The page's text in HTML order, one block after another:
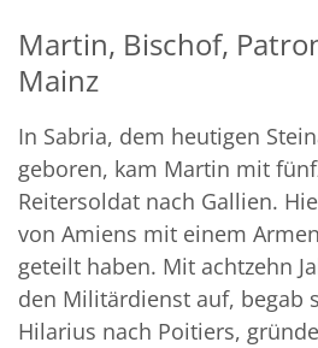
Martin, Bischof,
Mainz
In Sabria, dem heutigen
geboren, kam Martin mit
Reitersoldat nach Gallien.
von Amiens mit einem
geteilt haben. Mit achtzehn
den Militärdienst auf, begab
Hilarius nach Poitiers,